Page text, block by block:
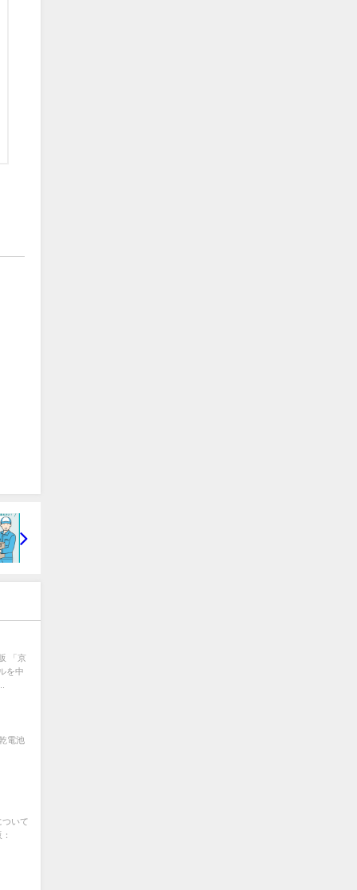
「京
を中
電池
ついて